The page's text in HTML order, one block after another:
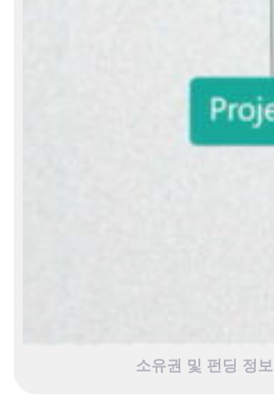
소유권 및 펀딩 정보